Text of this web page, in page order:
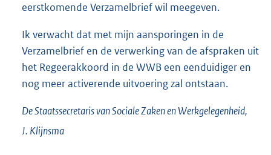
eerstkomende Verzamelbrief wil meegeven.
Ik verwacht dat met mijn aansporingen in de
Verzamelbrief en de verwerking van de afspraken uit
het Regeerakkoord in de WWB een eenduidiger en
nog meer activerende uitvoering zal ontstaan.
De Staatssecretaris van Sociale Zaken en Werkgelegenheid,
J. Klijnsma